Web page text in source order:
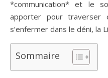
*communication* et le
apporter pour traverser
s’enfermer dans le déni, la
Sommaire